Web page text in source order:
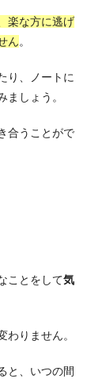
楽な方に逃げ
ん。
り、ノートに
しょう。
合うことがで
ことをして気
りません。
と、いつの間